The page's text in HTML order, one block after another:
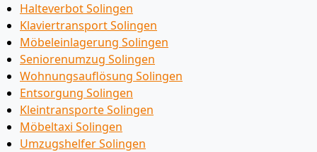
Halteverbot Solingen
Klaviertransport Solingen
Möbeleinlagerung Solingen
Seniorenumzug Solingen
Wohnungsauflösung Solingen
Entsorgung Solingen
Kleintransporte Solingen
Möbeltaxi Solingen
Umzugshelfer Solingen